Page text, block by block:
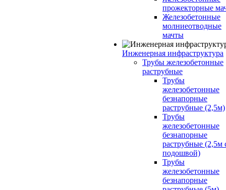
прожекторные
Железобетонные
молниеотводные
мачты
Инженерная инфраструктура
Трубы железобетонные
раструбные
Трубы
железобетонные
безнапорные
раструбные (2,5м)
Трубы
железобетонные
безнапорные
раструбные (2,5м
подошвой)
Трубы
железобетонные
безнапорные